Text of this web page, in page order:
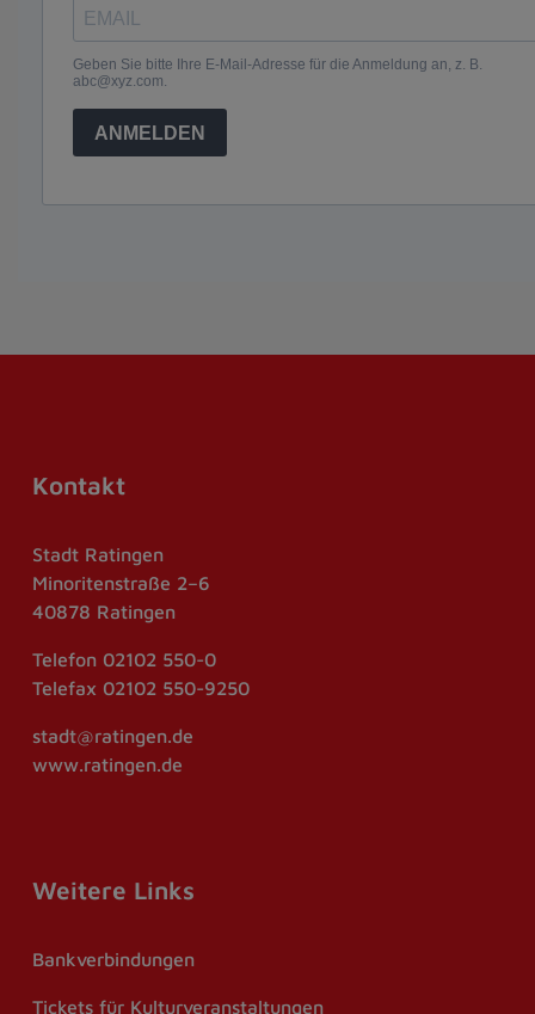
Kontakt
Stadt Ratingen
Minoritenstraße 2–6
40878 Ratingen
Telefon 02102 550-0
Telefax 02102 550-9250
stadt@ratingen.de
www.ratingen.de
Weitere Links
Bankverbindungen
Tickets für Kulturveranstaltungen